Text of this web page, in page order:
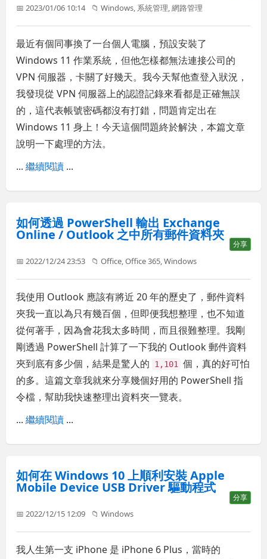
📅 2023/01/06 10:14 📁Windows, 系統管理,網路管理
最近有個同事換了一台個人電腦，預設安裝了
Windows 11 作業系統，但他怎樣都無法連接公司的
VPN 伺服器，卡關了好幾天。我今天幫他查登入狀況，
我發現從 VPN 伺服器上的認證記錄來看都是正確無誤
的，這代表帳號密碼都沒有打錯，問題肯定出在
Windows 11 身上！今天這個問題終於解決，本篇文章
說明一下處理的方法。
...繼續閱讀 ...
如何透過 PowerShell 輸出 Exchange
Online / Outlook 之中所有郵件資料夾
分享
📅 2022/12/24 23:53 📁Office ,Office 365 ,Windows
我使用 Outlook 應該有將近 20 年的歷史了，郵件資料
夾我一直以為只有幾百個，但即便我想整理，也不知道
從何著手，因為會花我太多時間，而且很難整理。我剛
剛透過 PowerShell 計算了一下我的 Outlook 郵件資料
夾到底有多少個，結果是驚人的
1,101
個，真的好可怕
的多。這篇文章我就來分享幾個好用的 PowerShell 指
令檔，幫助我快速整理出資料夾一覽表。
...繼續閱讀 ...
如何在 Windows 10 上順利安裝 Apple
Mobile Device USB Driver 驅動程式
分享
📅 2022/12/15 12:09 📁Windows
我人生第一支 iPhone 是 iPhone 6 Plus，當時的